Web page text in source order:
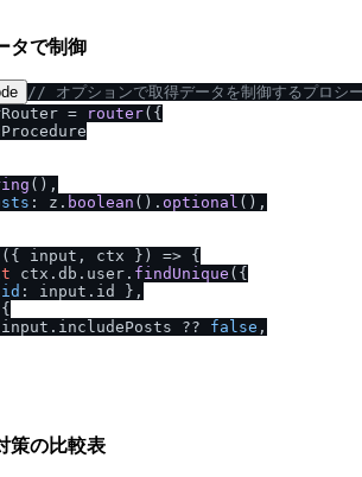
タで制御
// オプションで取得データを制御するプロシ
= router({
(),
: z. boolean (). optional (),
({ input, ctx }) => {
ctx. db . user . findUnique ({
id : input. id
},
includePosts ?? false ,
策の比較表